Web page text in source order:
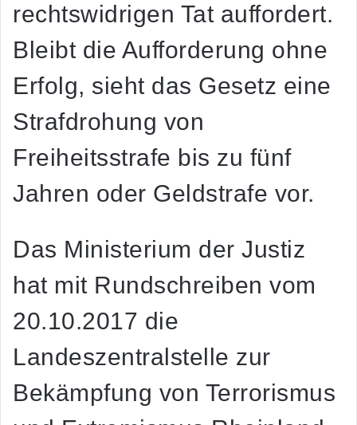
rechtswidrigen Tat auffordert.
Bleibt die Aufforderung ohne
Erfolg, sieht das Gesetz eine
Strafdrohung von
Freiheitsstrafe bis zu fünf
Jahren oder Geldstrafe vor.
Das Ministerium der Justiz
hat mit Rundschreiben vom
20.10.2017 die
Landeszentralstelle zur
Bekämpfung von Terrorismus